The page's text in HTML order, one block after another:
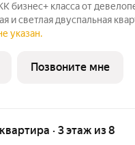
бизнес+ класса от
и светлая двуспальная
для реализации
указан.
Позвоните мне
· 3 этаж из 8